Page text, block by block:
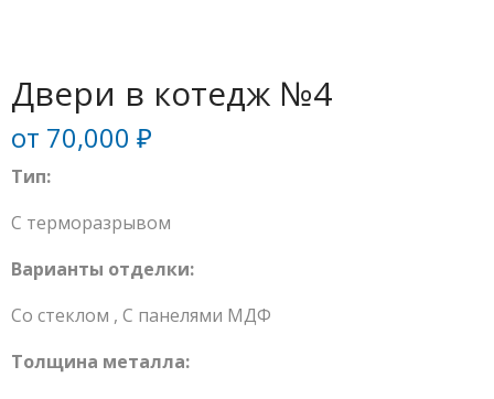
Двери в котедж №4
от 70,000 ₽
Тип:
С терморазрывом
Варианты отделки:
Со стеклом , С панелями МДФ
Толщина металла: